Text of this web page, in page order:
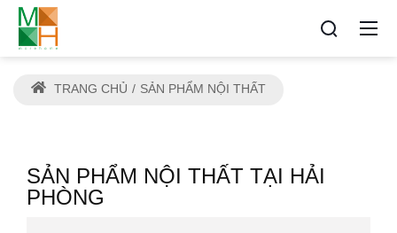
TRANG CHỦ SẢN PHẨM NỘI THẤT
SẢN PHẨM NỘI THẤT TẠI HẢI
PHÒNG